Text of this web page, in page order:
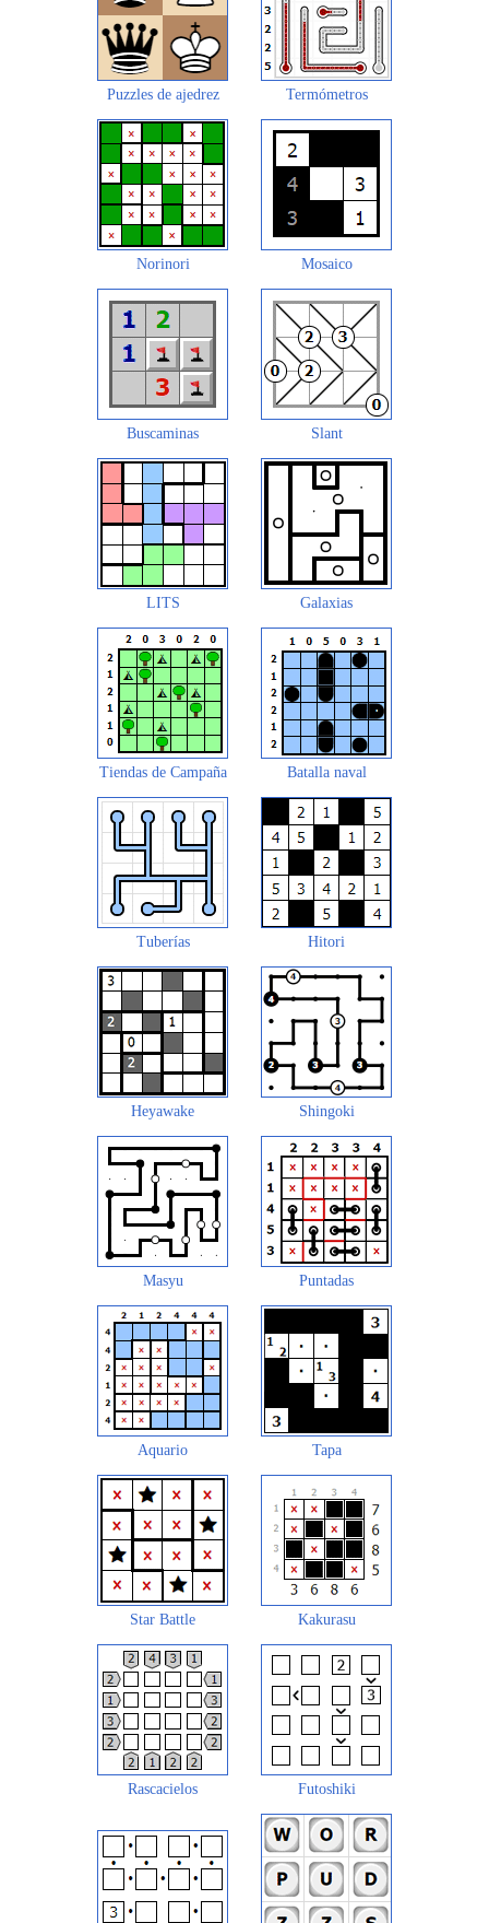
Puzzles de ajedrez Termómetros
Norinori Mosaico
Buscaminas Slant
LITS Galaxias
Tiendas de Campaña Batalla naval
Tuberías Hitori
Heyawake Shingoki
Masyu Puntadas
Aquario Tapa
Star Battle Kakurasu
Rascacielos Futoshiki